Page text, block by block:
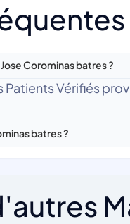
Corominas batres ?
Patients Vérifiés
batres ?